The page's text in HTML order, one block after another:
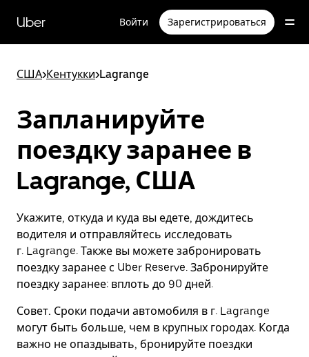
перейти
к
Uber Войти Зарегистрироваться
США>Кентукки>Lagrange
Запланируйте
поездку заранее в
Lagrange, США
Укажите, откуда и куда вы едете, дождитесь
водителя и отправляйтесь исследовать
г. Lagrange. Также вы можете забронировать
поездку заранее с Uber Reserve. Забронируйте
поездку заранее: вплоть до 90 дней.
Совет. Сроки подачи автомобиля в г. Lagrange
могут быть больше, чем в крупных городах. Когда
важно не опаздывать, бронируйте поездки